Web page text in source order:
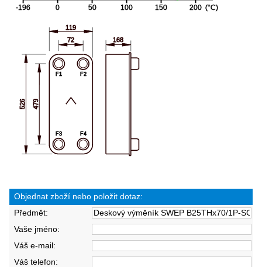
Objednat zboží nebo položit dotaz:
Předmět:
Vaše jméno:
Váš e-mail:
Váš telefon: